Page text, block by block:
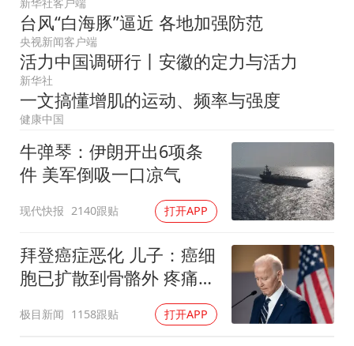
白海豚在海上打了个结
方桃子代言广告视频已下架
外国游客的“中国游三件套”火了
谢霆锋演唱会隔空祝王菲生日快乐
辽宁省深化扫黑除恶专项斗争
一周大涨超7% 金价为何突然上涨
央视新主播李秋莹孙亚鹏亮相
构建更高水平的全民健身公共服务体系
教育
公开课 健康 旅游
艺术
双创 数字藏品 小说
台风“白海豚”逼近 各地加强防范
央视新闻客户端
活力中国调研行丨安徽的定力与活力
新华社
一文搞懂增肌的运动、频率与强度
健康中国
牛弹琴：伊朗开出6项条
件 美军倒吸一口凉气
现代快报 2140跟贴 打开APP
拜登癌症恶化 儿子：癌细
胞已扩散到骨骼外 疼痛难
极目新闻 1158跟贴 打开APP